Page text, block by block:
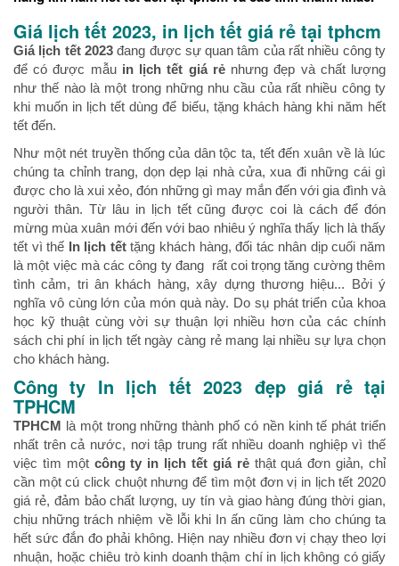
Giá lịch tết 2023, in lịch tết giá rẻ tại tphcm
Giá lịch tết 2023đang được sự quan tâm của rất nhiều công ty
để có được mẫuin lịch tết giá rẻnhưng đẹp và chất lượng
như thế nào là một trong những nhu cầu của rất nhiều công ty
khi muốn in lịch tết dùng để biếu, tặng khách hàng khi năm hết
tết đến.
Như một nét truyền thống của dân tộc ta, tết đến xuân về là lúc
chúng ta chỉnh trang, dọn dẹp lại nhà cửa, xua đi những cái gì
được cho là xui xẻo, đón những gì may mắn đến với gia đình và
người thân. Từ lâu in lịch tết cũng được coi là cách để đón
mừng mùa xuân mới đến với bao nhiêu ý nghĩa thấy lịch là thấy
tết vì thế In lịch tếttặng khách hàng, đối tác nhân dịp cuối năm
là một việc mà các công ty đang rất coi trọng tăng cường thêm
tình cảm, tri ân khách hàng, xây dựng thương hiệu... Bởi ý
nghĩa vô cùng lớn của món quà này. Do sụ phát triển của khoa
học kỹ thuật cùng vời sự thuận lợi nhiều hơn của các chính
sách chi phí in lịch tết ngày càng rẻ mang lại nhiều sự lựa chọn
cho khách hàng.
Công ty In lịch tết 2023 đẹp giá rẻ tại
TPHCM
TPHCM là một trong những thành phố có nền kinh tế phát triển
nhất trên cả nước, nơi tập trung rất nhiều doanh nghiệp vì thế
việc tìm một công ty in lịch tết giá rẻthật quá đơn giản, chỉ
cần một cú click chuột nhưng để tìm một đơn vị in lịch tết 2020
giá rẻ, đảm bảo chất lượng, uy tín và giao hàng đúng thời gian,
chịu những trách nhiệm về lỗi khi In ấn cũng làm cho chúng ta
hết sức đắn đo phải không. Hiện nay nhiều đơn vị chạy theo lợi
nhuận, hoặc chiêu trò kinh doanh thậm chí in lịch không có giấy